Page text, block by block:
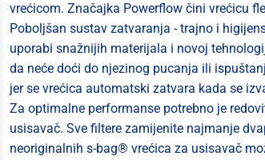
vrećicom. Značajka Powerflow čini vrećicu
Poboljšan sustav zatvaranja - trajno i
uporabi snažnijih materijala i novoj
da neće doći do njezinog pucanja ili
jer se vrećica automatski zatvara kada se
Za optimalne performanse potrebno je
usisavač. Sve filtere zamijenite najmanje
neoriginalnih s-bag® vrećica za usisavač